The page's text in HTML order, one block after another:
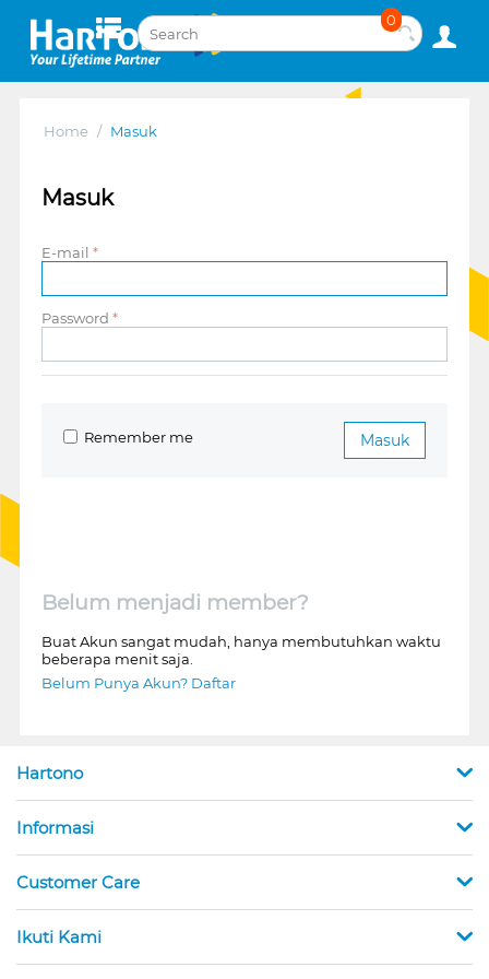
0
Home / Masuk
Masuk
E-mail
Password
Masuk
Remember me
Belum menjadi member?
Buat Akun sangat mudah, hanya membutuhkan waktu
beberapa menit saja.
Belum Punya Akun? Daftar
Hartono
Informasi
Customer Care
Ikuti Kami